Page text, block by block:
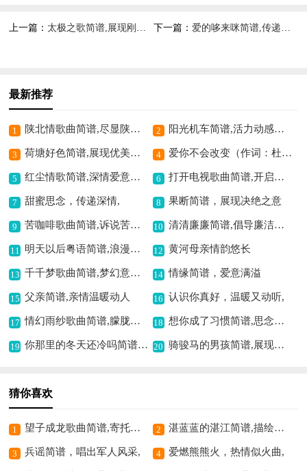
上一篇： 太极之歌简谱,展现刚柔意境 下一篇： 爱的哆来咪简谱,传递温馨爱意
最新推荐
1 陕北情歌曲简谱,尽显陕北风情 2 阳光机车简谱,活力动感之音
3 荷塘好色简谱,展现优美意境 4 爱你不会改变（作词：杜劲松作曲：马佶）歌曲简谱,诠释永恒的爱意
5 红尘情歌简谱,深情爱意满溢 6 打开电视歌曲简谱,开启视听之美
7 甜蜜思念，传递深情, 8 果断简谱，展现决绝之意
9 苦咖啡歌曲简谱,诉说苦涩爱情 10 清清廉廉简谱,倡导廉洁之意
11 明天以后粤语简谱,浪漫深情之韵 12 黄河母亲情韵悠长
13 千千梦歌曲简谱,梦幻意境之曲 14 情缘简谱，爱意满溢
15 父亲简谱,亲情温暖动人 16 认识你真好，温暖又动听,
17 情幻雨纱歌曲简谱,朦胧深情之韵 18 想你成了习惯简谱,思念情感满溢
19 你那里的冬天还冷吗简谱,温暖治愈之旋律 20 骑骏马的男孩简谱,展现草原豪情
猜你喜欢
1 望子成龙歌曲简谱,寄托父母殷切期望 2 湛蓝蓝的湛江简谱,描绘美好意境
3 兵谣简谱，唱出军人风采, 4 爱燃熊熊火，热情似火曲,